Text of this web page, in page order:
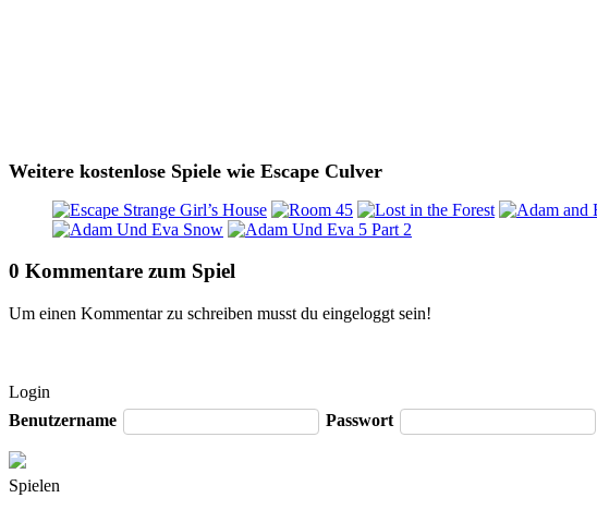
Weitere kostenlose Spiele wie Escape Culver
0 Kommentare zum Spiel
Um einen Kommentar zu schreiben musst du eingeloggt sein!
Login
Benutzername
Passwort
Spielen